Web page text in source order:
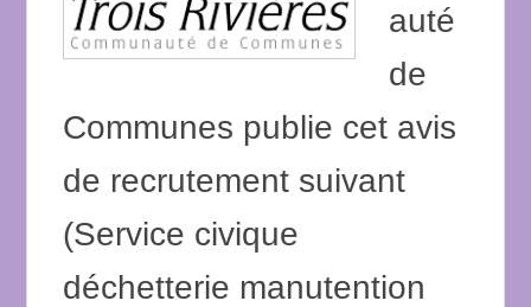
auté
de
Communes publie cet avis
de recrutement suivant
(Service civique
déchetterie manutention